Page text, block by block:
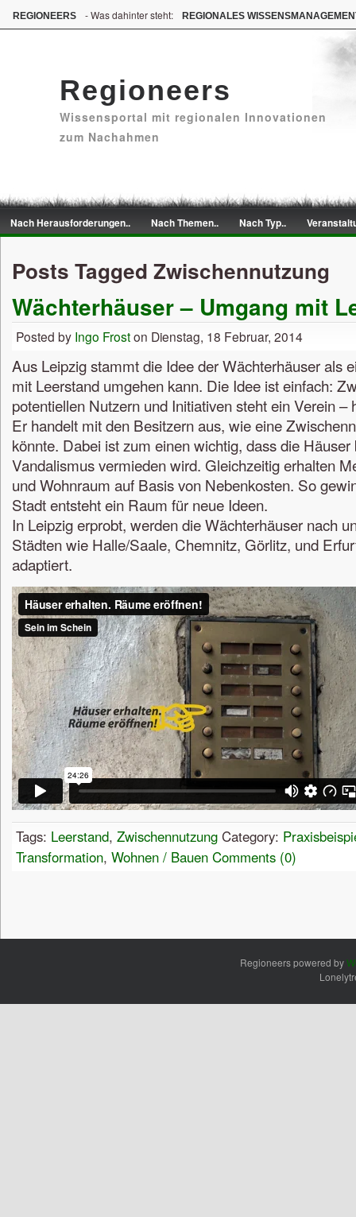
REGIONEERS - Was dahinter steht: REGIONALES
Regioneers
Wissensportal mit regionalen Innovationen
zum Nachahmen
Nach Herausforderungen.. Nach Themen.. Nach Typ..
Posts Tagged Zwischennutzung
Wächterhäuser – Umgang mit
Posted by Ingo Froston Dienstag, 18 Februar, 2014
Aus Leipzig stammt die Idee der Wächterhäuser als
mit Leerstand umgehen kann. Die Idee ist einfach:
potentiellen Nutzern und Initiativen steht ein Verein –
Er handelt mit den Besitzern aus, wie eine
könnte. Dabei ist zum einen wichtig, dass die
Vandalismus vermieden wird. Gleichzeitig erhalten
und Wohnraum auf Basis von Nebenkosten. So
Stadt entsteht ein Raum für neue Ideen.
In Leipzig erprobt, werden die Wächterhäuser nach
Städten wie Halle/Saale, Chemnitz, Görlitz, und
adaptiert.
Tags: Leerstand, Zwischennutzung Category:
Transformation, Wohnen / Bauen Comments (0)
Regioneers powered by